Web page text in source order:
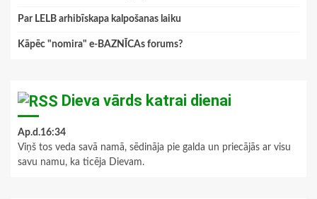
Par LELB arhibīskapa kalpošanas laiku
Kāpēc "nomira" e-BAZNĪCAs forums?
Dieva vārds katrai dienai
Ap.d.16:34
Viņš tos veda savā namā, sēdināja pie galda un priecājās ar visu
savu namu, ka ticēja Dievam.